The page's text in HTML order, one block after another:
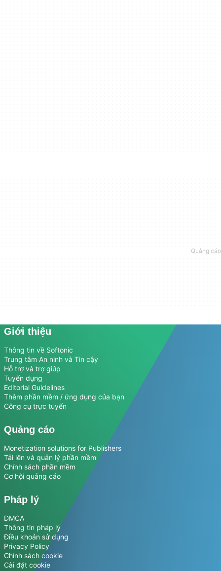
Giới thiệu
Thông tin về Softonic
Trung tâm An ninh và Tin cậy
Hỗ trợ và trợ giúp
Tuyển dụng
Editorial Guidelines
Thêm phần mềm / ứng dụng của bạn
Công cụ trực tuyến
Quảng cáo
Monetization solutions for Publishers
Tải lên và quản lý phần mềm
Chính sách phần mềm
Cơ hội quảng cáo
Pháp lý
DMCA
Thông tin pháp lý
Điều khoản sử dụng
Privacy Policy
Chính sách cookie
Cài đặt cookie